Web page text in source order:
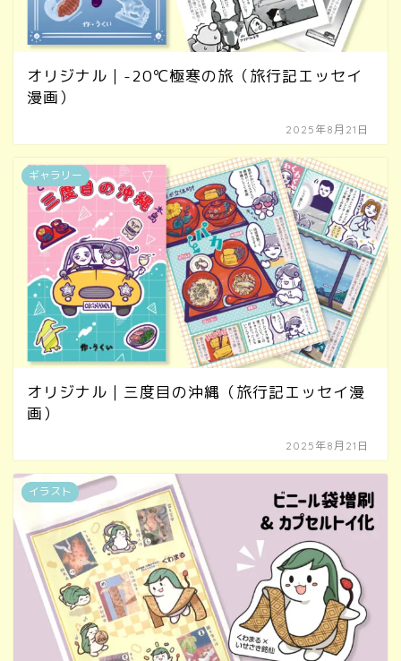
オリジナル｜-20℃極寒の旅（旅行記エッセイ
漫画）
2025年8月21日
ギャラリー
オリジナル｜三度目の沖縄（旅行記エッセイ漫
画）
2025年8月21日
イラスト